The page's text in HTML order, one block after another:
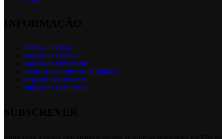
Envios e Entregas
Política de Cookies
Política de Privacidade
Resolução Alternativa de Litígios
Livro de Reclamações
Política de Devoluções